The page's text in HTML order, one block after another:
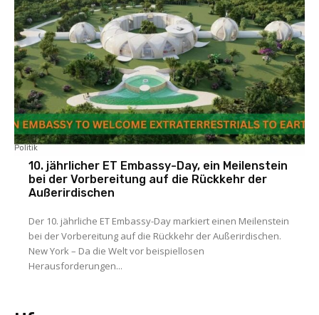
Politik
10. jährlicher ET Embassy-Day, ein Meilenstein
bei der Vorbereitung auf die Rückkehr der
Außerirdischen
Der 10. jährliche ET Embassy-Day markiert einen Meilenstein
bei der Vorbereitung auf die Rückkehr der Außerirdischen.
New York – Da die Welt vor beispiellosen
Herausforderungen...